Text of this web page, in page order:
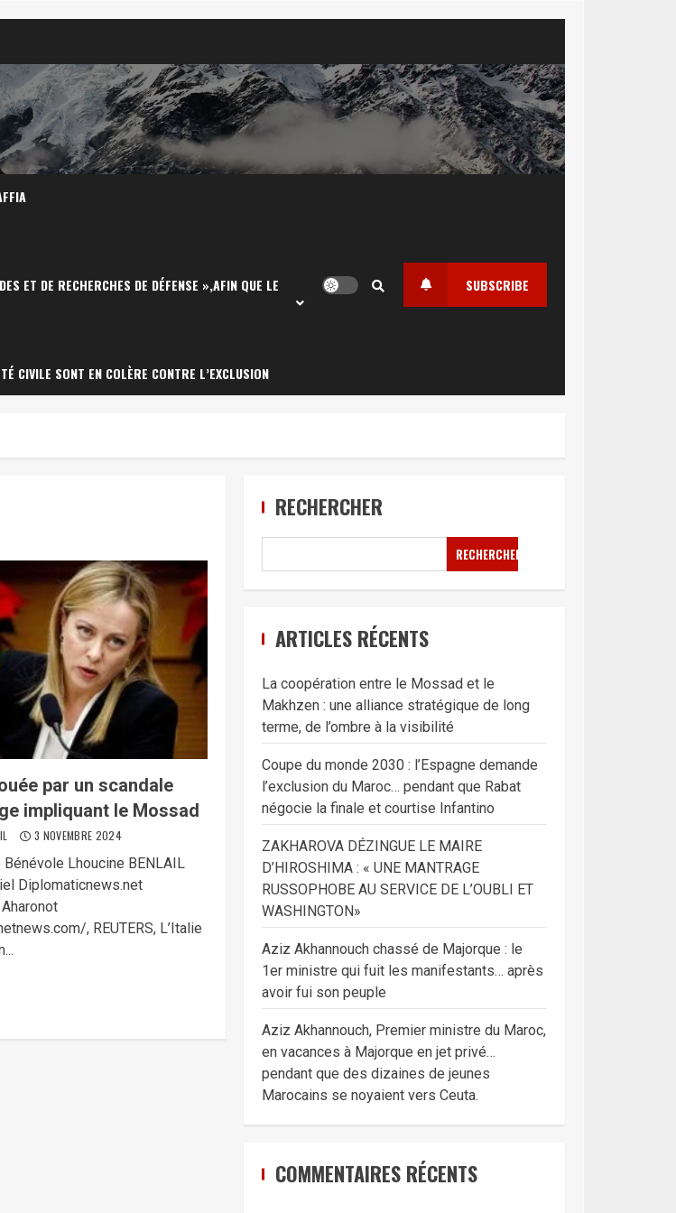
ET DE RECHERCHES DE DÉFENSE »,AFIN QUE LE
CIVILE SONT EN COLÈRE CONTRE L’EXCLUSION
SUBSCRIBE
par un scandale
impliquant le Mossad
3 NOVEMBRE 2024
Bénévole Lhoucine BENLAIL
Diplomaticnews.net
, REUTERS, L’Italie
RECHERCHER
RECHERCHER
ARTICLES RÉCENTS
La coopération entre le Mossad et le
Makhzen : une alliance stratégique de long
terme, de l’ombre à la visibilité
Coupe du monde 2030 : l’Espagne demande
l’exclusion du Maroc… pendant que Rabat
négocie la finale et courtise Infantino
ZAKHAROVA DÉZINGUE LE MAIRE
D’HIROSHIMA : « UNE MANTRAGE
RUSSOPHOBE AU SERVICE DE L’OUBLI ET
WASHINGTON»
Aziz Akhannouch chassé de Majorque : le
1er ministre qui fuit les manifestants… après
avoir fui son peuple
Aziz Akhannouch, Premier ministre du Maroc,
en vacances à Majorque en jet privé…
pendant que des dizaines de jeunes
Marocains se noyaient vers Ceuta.
COMMENTAIRES RÉCENTS